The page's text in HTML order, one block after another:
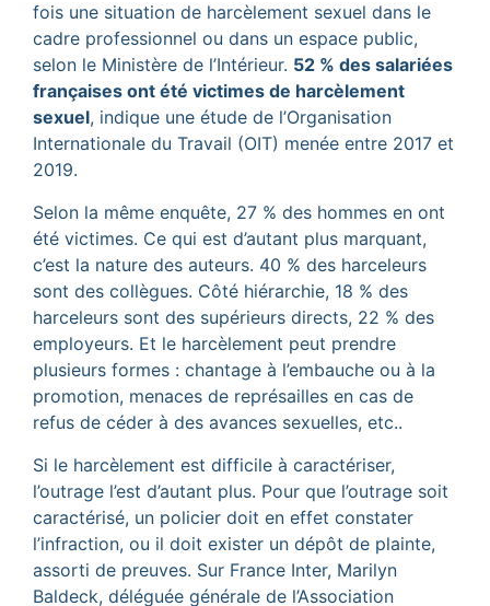
fois une situation de harcèlement sexuel dans le
cadre professionnel ou dans un espace public,
selon le Ministère de l’Intérieur. 52 % des salariées
françaises ont été victimes de harcèlement
sexuel, indique une étude de l’Organisation
Internationale du Travail (OIT) menée entre 2017 et
2019.
Selon la même enquête, 27 % des hommes en ont
été victimes. Ce qui est d’autant plus marquant,
c’est la nature des auteurs. 40 % des harceleurs
sont des collègues. Côté hiérarchie, 18 % des
harceleurs sont des supérieurs directs, 22 % des
employeurs. Et le harcèlement peut prendre
plusieurs formes : chantage à l’embauche ou à la
promotion, menaces de représailles en cas de
refus de céder à des avances sexuelles, etc..
Si le harcèlement est difficile à caractériser,
l’outrage l’est d’autant plus. Pour que l’outrage soit
caractérisé, un policier doit en effet constater
l’infraction, ou il doit exister un dépôt de plainte,
assorti de preuves. Sur France Inter, Marilyn
Baldeck, déléguée générale de l’Association